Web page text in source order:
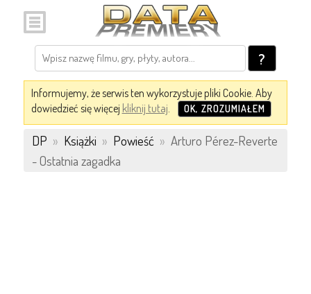
?
Informujemy, że serwis ten wykorzystuje pliki Cookie. Aby
dowiedzieć się więcej kliknij tutaj. OK, ZROZUMIAŁEM
DP » Książki » Powieść » Arturo Pérez-Reverte
- Ostatnia zagadka